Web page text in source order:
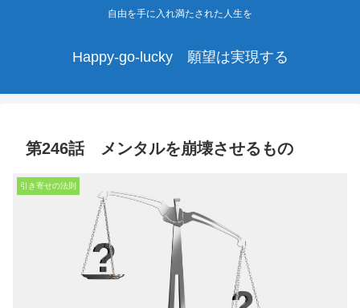
自由を手に入れ満たされた人生を
Happy-go-lucky 願望は実現する
第246話 メンタルを崩壊させるもの
引き寄せの法則